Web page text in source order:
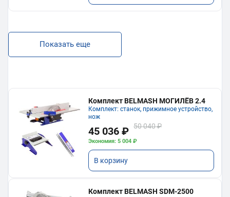
Показать еще
Комплект BELMASH МОГИЛЁВ 2.4
Комплект: станок, прижимное устройство,
нож
45 036 ₽ 50 040 ₽
Экономия: 5 004 ₽
В корзину
Комплект BELMASH SDM-2500